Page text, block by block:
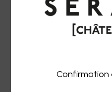
Confirmation
Vignes : 30 ans
Assemblage : Syrah,
Terroir : Parcelle
VINIFICATION